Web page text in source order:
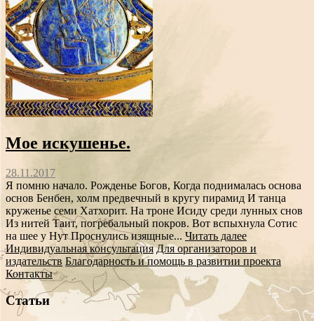
Мое искушенье.
28.11.2017
Я помню начало. Рожденье Богов, Когда поднималась основа
основ Бенбен, холм предвечный в кругу пирамид И танца
круженье семи Хатхорит. На троне Исиду среди лунных снов
Из нитей Таит, погребальный покров. Вот вспыхнула Сотис
на шее у Нут Проснулись изящные... Читать далее
Индивидуальная консультация Для организаторов и
издательств Благодарность и помощь в развитии проекта
Контакты
Статьи